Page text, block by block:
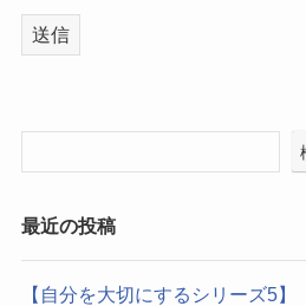
最近の投稿
【自分を大切にするシリーズ5